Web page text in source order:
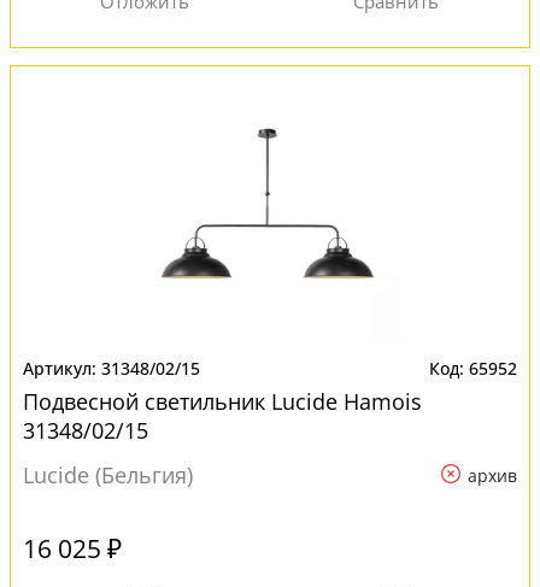
31348/02/15 65952
Подвесной светильник Lucide Hamois
31348/02/15
Lucide (Бельгия)
архив
16 025 ₽